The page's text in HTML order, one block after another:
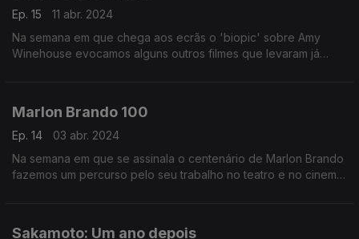
Ep. 15
11 abr. 2024
Na semana em que chega aos ecrãs o 'biopic' sobre Amy
Winehouse evocamos alguns outros filmes que levaram já
Marlon Brando 100
Ep. 14
03 abr. 2024
Na semana em que se assinala o centenário de Marlon Brando
fazemos um percurso pelo seu trabalho no teatro e no cinema,
Sakamoto: Um ano depois